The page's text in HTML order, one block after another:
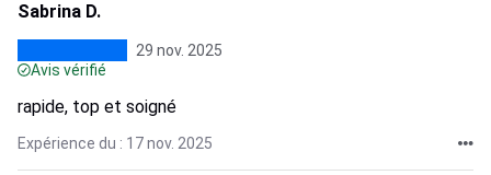
Sabrina D.
29 nov. 2025
Avis vérifié
rapide, top et soigné
Expérience du : 17 nov. 2025